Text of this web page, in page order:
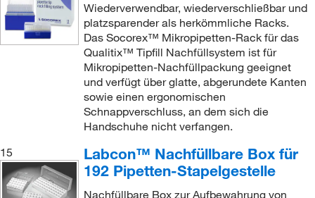
Wiederverwendbar, wiederverschließbar und
platzsparender als herkömmliche Racks.
Das Socorex™ Mikropipetten-Rack für das
Qualitix™ Tipfill Nachfüllsystem ist für
Mikropipetten-Nachfüllpackung geeignet
und verfügt über glatte, abgerundete Kanten
sowie einen ergonomischen
Schnappverschluss, an dem sich die
Handschuhe nicht verfangen.
15
Labcon™ Nachfüllbare Box für
192 Pipetten-Stapelgestelle
Nachfüllbare Box zur Aufbewahrung von